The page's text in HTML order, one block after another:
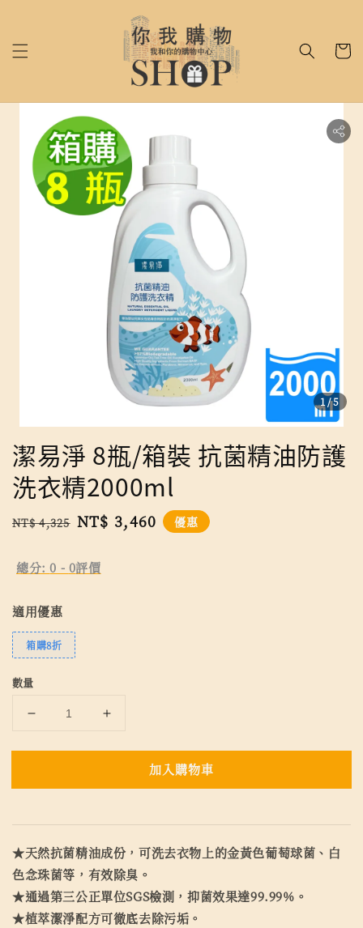
1 /5
潔易淨 8瓶/箱裝 抗菌精油防護
洗衣精2000ml
Regular
NT$ 4,325 Sale
NT$ 3,460 優惠
總分:0 - 0評價
適用優惠
箱購8折
數量
加入購物車
★天然抗菌精油成份，可洗去衣物上的金黃色葡萄球菌、白
色念珠菌等，有效除臭。
★通過第三公正單位SGS檢測，抑菌效果達99.99%。
★植萃潔淨配方可徹底去除污垢。